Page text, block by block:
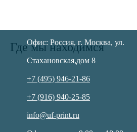
Где мы находимся
Офис: Россия, г. Москва, ул.
Стахановская,дом 8
+7 (495) 946-21-86
+7 (916) 940-25-85
info@uf-print.ru